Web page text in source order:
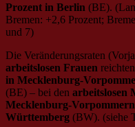
Prozent in Berlin (BE).
Bremen: +2,6 Prozent;
und 7)
Die Veränderungsraten
arbeitslosen Frauen
in Mecklenburg-
(BE) – bei den arbeitslosen
Mecklenburg-Vorpommern
Württemberg (BW). (siehe